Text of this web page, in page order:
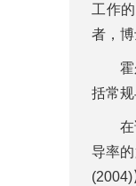
工作
者，
括常
导率